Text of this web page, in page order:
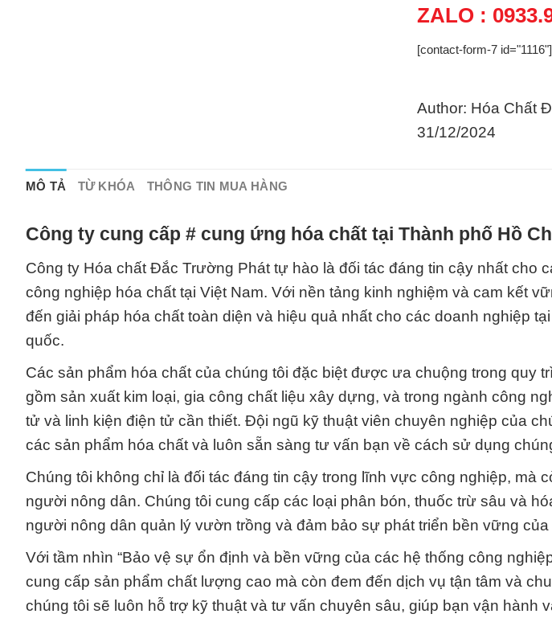
ZALO :
[contact-form-7 id="1116"]
Author: Hóa Chất
31/12/2024
MÔ TẢ TỪ KHÓA THÔNG TIN MUA HÀNG
Công ty cung cấp # cung ứng hóa chất tại Thành phố Hồ
Công ty Hóa chất Đắc Trường Phát tự hào là đối tác đáng tin cậy nhất cho
công nghiệp hóa chất tại Việt Nam. Với nền tảng kinh nghiệm và cam kết
đến giải pháp hóa chất toàn diện và hiệu quả nhất cho các doanh nghiệp
quốc.
Các sản phẩm hóa chất của chúng tôi đặc biệt được ưa chuộng trong quy
gồm sản xuất kim loại, gia công chất liệu xây dựng, và trong ngành công
tử và linh kiện điện tử cần thiết. Đội ngũ kỹ thuật viên chuyên nghiệp của
các sản phẩm hóa chất và luôn sẵn sàng tư vấn bạn về cách sử dụng
Chúng tôi không chỉ là đối tác đáng tin cậy trong lĩnh vực công nghiệp, mà
người nông dân. Chúng tôi cung cấp các loại phân bón, thuốc trừ sâu và
người nông dân quản lý vườn trồng và đảm bảo sự phát triển bền vững của
Với tầm nhìn “Bảo vệ sự ổn định và bền vững của các hệ thống công
cung cấp sản phẩm chất lượng cao mà còn đem đến dịch vụ tận tâm và
chúng tôi sẽ luôn hỗ trợ kỹ thuật và tư vấn chuyên sâu, giúp bạn vận hành